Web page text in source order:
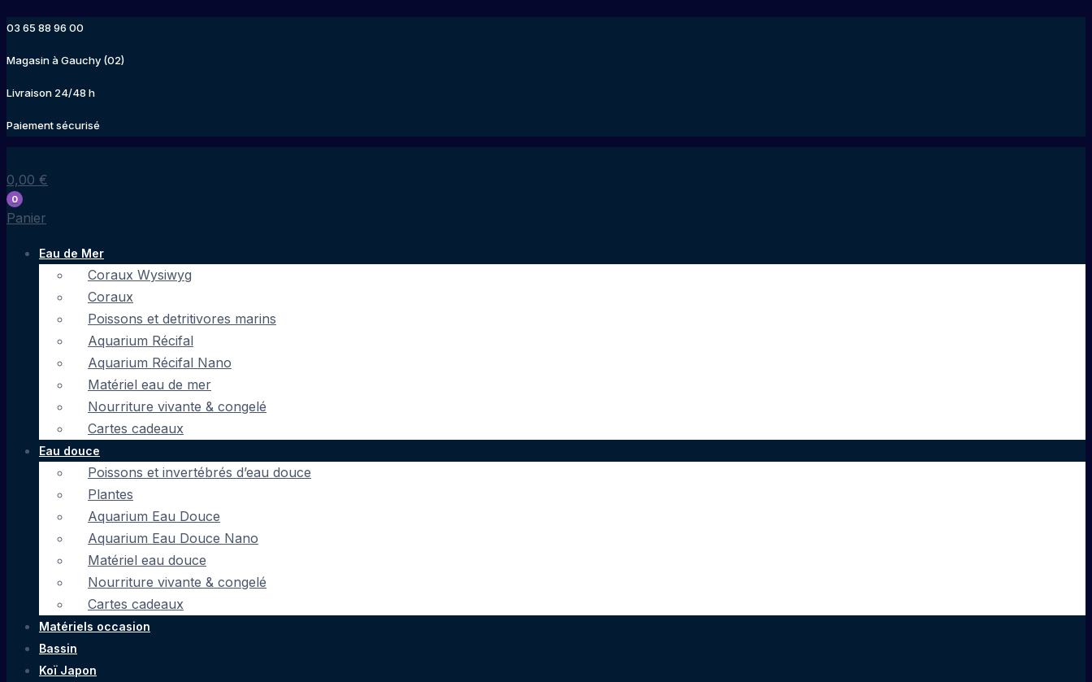
contenu
03 65 88 96 00
Magasin à Gauchy (02)
Livraison 24/48 h
Paiement sécurisé
0,00 €
0
Panier
Eau de Mer
Coraux Wysiwyg
Coraux
Poissons et detritivores marins
Aquarium Récifal
Aquarium Récifal Nano
Matériel eau de mer
Nourriture vivante & congelé
Cartes cadeaux
Eau douce
Poissons et invertébrés d’eau douce
Plantes
Aquarium Eau Douce
Aquarium Eau Douce Nano
Matériel eau douce
Nourriture vivante & congelé
Cartes cadeaux
Matériels occasion
Bassin
Koï Japon